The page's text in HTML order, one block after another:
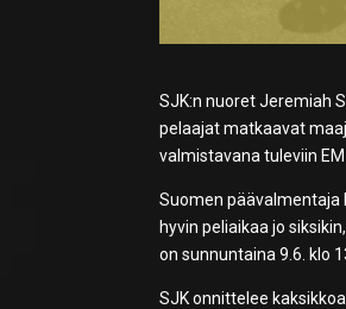
SJK:n nuoret Jeremiah
pelaajat matkaavat
valmistavana tuleviin
Suomen päävalmentaja
hyvin peliaikaa jo
on sunnuntaina 9.6. klo
SJK onnittelee